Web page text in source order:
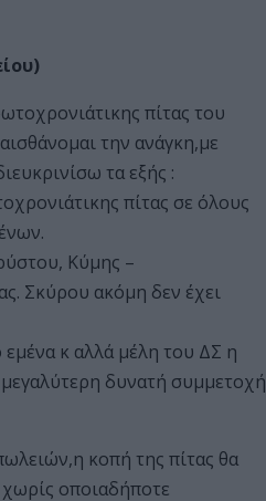
πίτας του
την ανάγκη,με
τα εξής :
πίτας σε όλους
Κύμης –
Σκύρου ακόμη δεν έχει
κ αλλά μέλη του ΔΣ η
δυνατή συμμετοχή
κοπή της πίτας θα
οποιαδήποτε